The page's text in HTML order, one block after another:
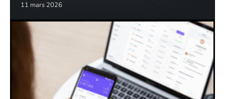
11 mars 2026